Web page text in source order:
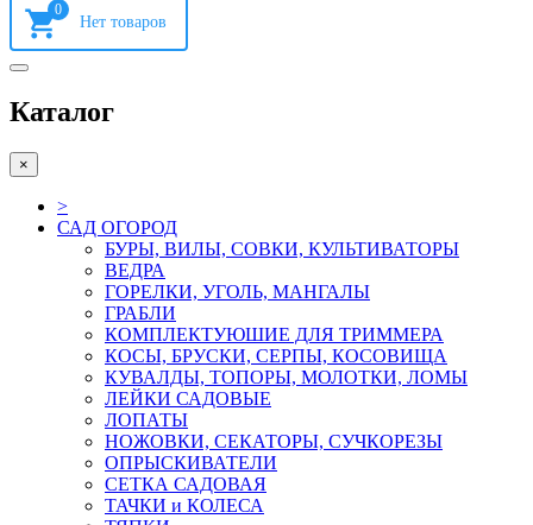
0
Каталог
×
>
САД ОГОРОД
БУРЫ, ВИЛЫ, СОВКИ, КУЛЬТИВАТОРЫ
ВЕДРА
ГОРЕЛКИ, УГОЛЬ, МАНГАЛЫ
ГРАБЛИ
КОМПЛЕКТУЮШИЕ ДЛЯ ТРИММЕРА
КОСЫ, БРУСКИ, СЕРПЫ, КОСОВИЩА
КУВАЛДЫ, ТОПОРЫ, МОЛОТКИ, ЛОМЫ
ЛЕЙКИ САДОВЫЕ
ЛОПАТЫ
НОЖОВКИ, СЕКАТОРЫ, СУЧКОРЕЗЫ
ОПРЫСКИВАТЕЛИ
СЕТКА САДОВАЯ
ТАЧКИ и КОЛЕСА